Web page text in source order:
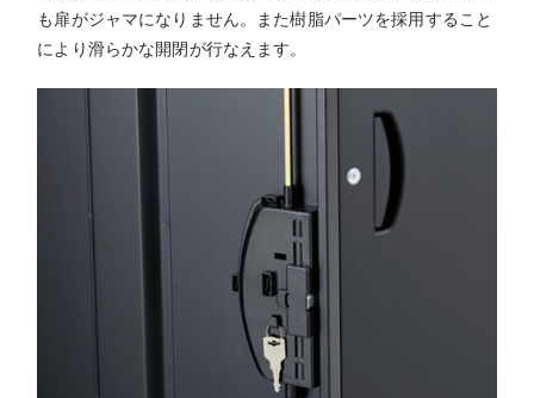
も扉がジャマになりません。また樹脂パーツを採用すること
により滑らかな開閉が行なえます。